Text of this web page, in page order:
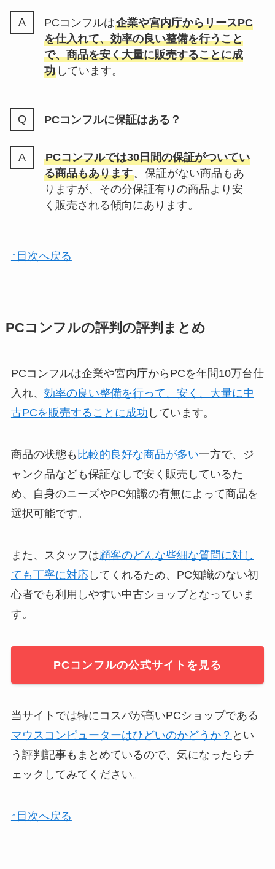
PCコンフルは企業や宮内庁からリースPC
を仕入れて、効率の良い整備を行うこと
で、商品を安く大量に販売することに成
功しています。
PCコンフルに保証はある？
PCコンフルでは30日間の保証がついてい
る商品もあります。保証がない商品もあ
りますが、その分保証有りの商品より安
く販売される傾向にあります。
↑目次へ戻る
PCコンフルの評判の評判まとめ
PCコンフルは企業や宮内庁からPCを年間10万台仕
入れ、 効率の良い整備を行って、安く、大量に中
古PCを販売することに成功 しています。
商品の状態も 比較的良好な商品が多い一方で、ジ
ャンク品なども保証なしで安く販売しているた
め、自身のニーズやPC知識の有無によって商品を
選択可能です。
また、スタッフは顧客のどんな些細な質問に対し
ても丁寧に対応してくれるため、PC知識のない初
心者でも利用しやすい中古ショップとなっていま
す。
PCコンフルの公式サイトを見る
当サイトでは特にコスパが高いPCショップである
マウスコンピューターはひどいのかどうか？ とい
う評判記事もまとめているので、気になったらチ
ェックしてみてください。
↑目次へ戻る